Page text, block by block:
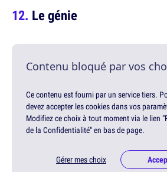
Le génie
Contenu bloqué par vos
Ce contenu est fourni par un service tiers.
devez accepter les cookies dans vos
Modifiez ce choix à tout moment via le lien
de la Confidentialité" en bas de page.
Gérer mes choix